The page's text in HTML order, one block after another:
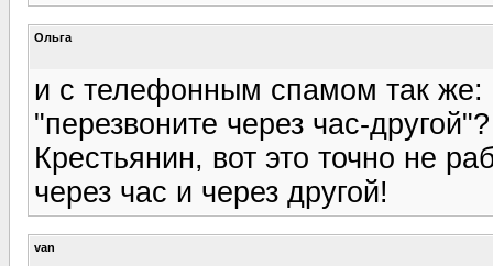
Ольга
и с телефонным спамом так
"перезвоните через час-другой"?
Крестьянин, вот это точно не
через час и через другой!
van